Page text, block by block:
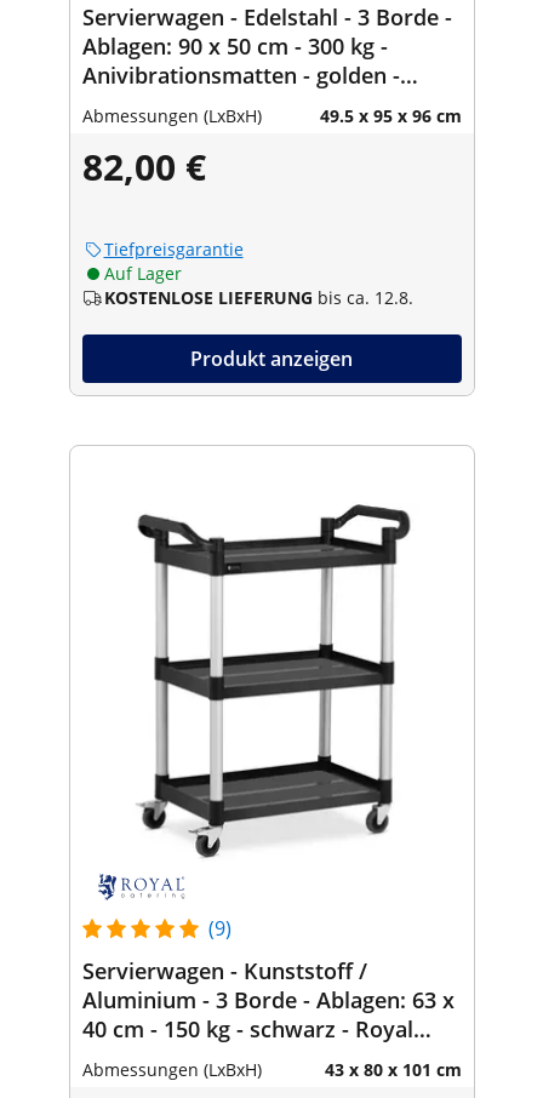
Servierwagen - Edelstahl - 3 Borde -
Ablagen: 90 x 50 cm - 300 kg -
Anivibrationsmatten - golden -
Royal Catering
Abmessungen (LxBxH) 49.5 x 95 x 96 cm
82,00 €
Tiefpreisgarantie
Auf Lager
KOSTENLOSE LIEFERUNG bis ca. 12.8.
Produkt anzeigen
(9)
Servierwagen - Kunststoff /
Aluminium - 3 Borde - Ablagen: 63 x
40 cm - 150 kg - schwarz - Royal
Catering
Abmessungen (LxBxH) 43 x 80 x 101 cm